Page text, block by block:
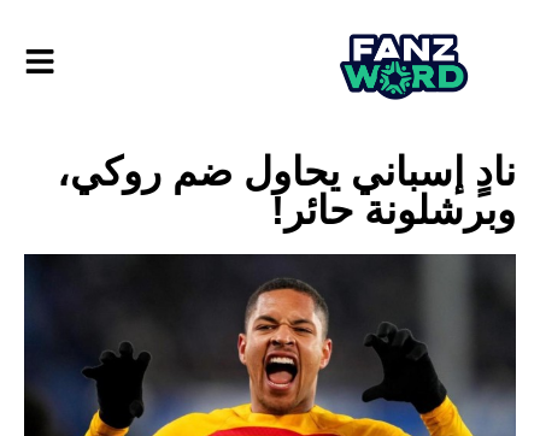
نادٍ إسباني يحاول ضم روكي،
وبرشلونة حائر!